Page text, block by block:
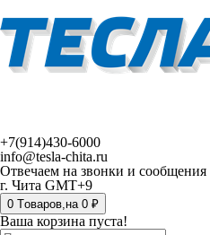
+7(914)430-6000
info@tesla-chita.ru
Отвечаем на звонки и
г. Чита GMT+9
0 Tоваров,на 0 ₽
Ваша корзина пуста!